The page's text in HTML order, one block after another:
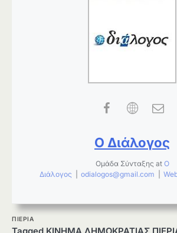
Ο Διάλογος
Ομάδα Σύνταξης at Ο
Διάλογος
odialogos@gmail.com
ΠΙΕΡΙΑ